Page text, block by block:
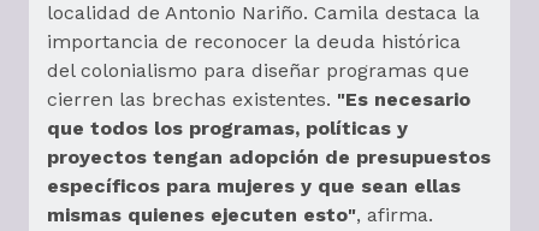
localidad de Antonio Nariño. Camila destaca la
importancia de reconocer la deuda histórica
del colonialismo para diseñar programas que
cierren las brechas existentes. "Es necesario
que todos los programas, políticas y
proyectos tengan adopción de presupuestos
específicos para mujeres y que sean ellas
mismas quienes ejecuten esto", afirma.